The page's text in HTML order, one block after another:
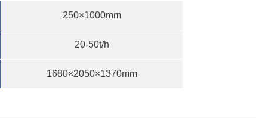
250×1000mm
20-50t/h
1680×2050×1370mm